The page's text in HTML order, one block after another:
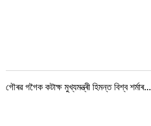
গৌৰৱ গগৈক কটাক্ষ মুখ্যমন্ত্ৰী হিমন্ত বিশ্ব শৰ্মাৰ...